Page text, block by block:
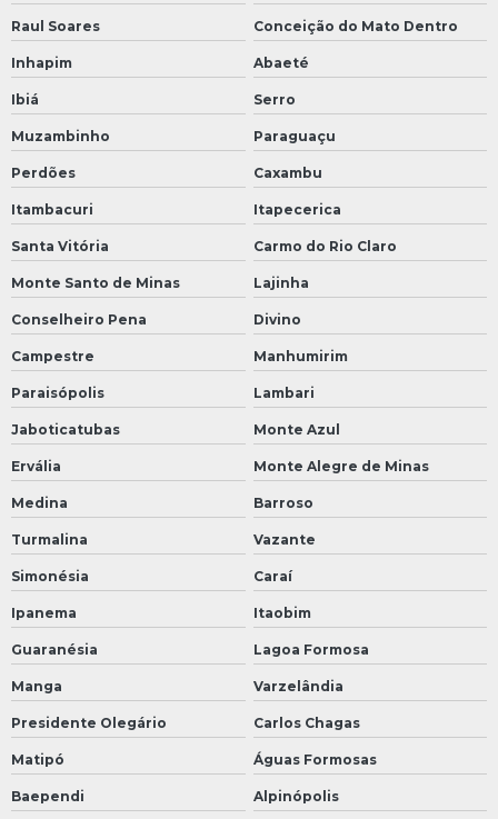
Raul Soares Conceição do Mato Dentro
Inhapim Abaeté
Ibiá Serro
Muzambinho Paraguaçu
Perdões Caxambu
Itambacuri Itapecerica
Santa Vitória Carmo do Rio Claro
Monte Santo de Minas Lajinha
Conselheiro Pena Divino
Campestre Manhumirim
Paraisópolis Lambari
Jaboticatubas Monte Azul
Ervália Monte Alegre de Minas
Medina Barroso
Turmalina Vazante
Simonésia Caraí
Ipanema Itaobim
Guaranésia Lagoa Formosa
Manga Varzelândia
Presidente Olegário Carlos Chagas
Matipó Águas Formosas
Baependi Alpinópolis